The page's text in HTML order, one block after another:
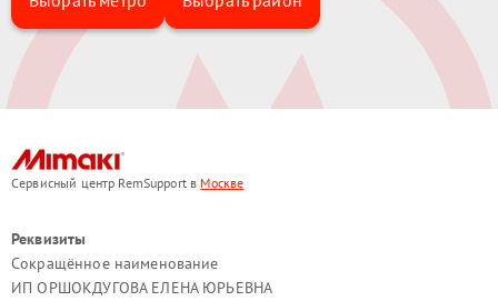
Сервисный центр RemSupport в Москве
Реквизиты
Сокращённое наименование
ИП ОРШОКДУГОВА ЕЛЕНА ЮРЬЕВНА